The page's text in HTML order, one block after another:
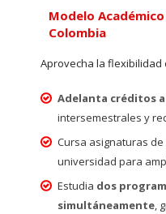
Modelo
Colombia
Aprovecha la flexibilidad
Adelanta créditos
intersemestrales y
Cursa asignaturas de
universidad para
Estudia dos
simultáneamente,